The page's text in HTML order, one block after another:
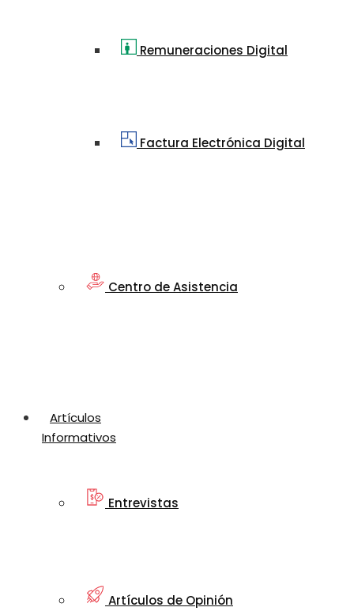
Remuneraciones Digital
Factura Electrónica Digital
Centro de Asistencia
Artículos
Informativos
Entrevistas
Artículos de Opinión